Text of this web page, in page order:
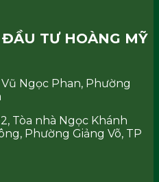
TƯ HOÀNG MỸ
Vũ Ngọc Phan, Phường
Tòa nhà Ngọc Khánh
Phường Giảng Võ, TP